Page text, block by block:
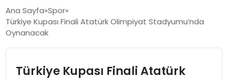
MAGAZIN
Ana Sayfa Spor
Türkiye Kupası Finali Atatürk Olimpiyat Stadyumu’nda
Oynanacak
Türkiye Kupası Finali Atatürk